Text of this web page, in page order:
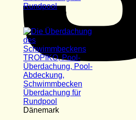
Deutschland
Dänemark